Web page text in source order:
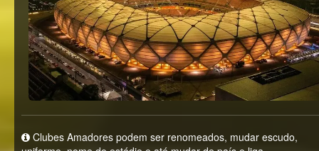
Clubes Amadores podem ser renomeados, mudar escudo,